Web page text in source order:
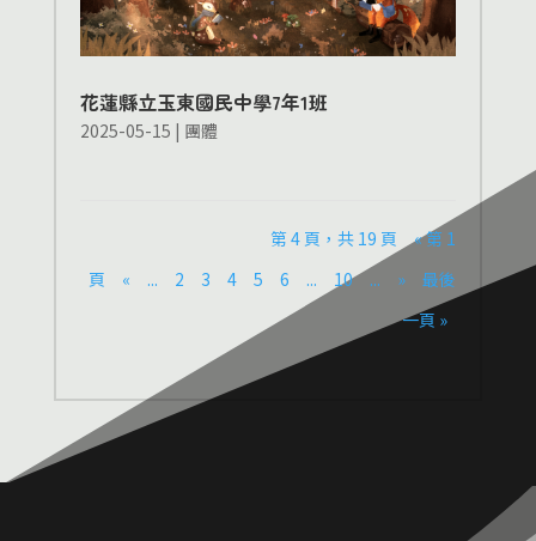
花蓮縣立玉東國民中學7年1班
2025-05-15 | 團體
第 4 頁，共 19 頁
« 第 1
頁
« ... 2 3 4 5 6 ... 10 ... »
最後
一頁 »